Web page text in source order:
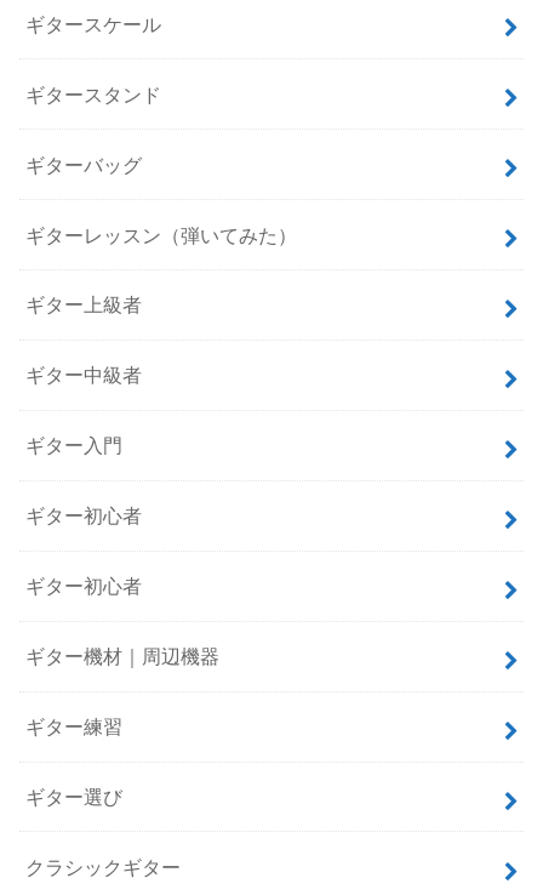
ギタースケール
ギタースタンド
ギターバッグ
ギターレッスン（弾いてみた）
ギター上級者
ギター中級者
ギター入門
ギター初心者
ギター初心者
ギター機材｜周辺機器
ギター練習
ギター選び
クラシックギター